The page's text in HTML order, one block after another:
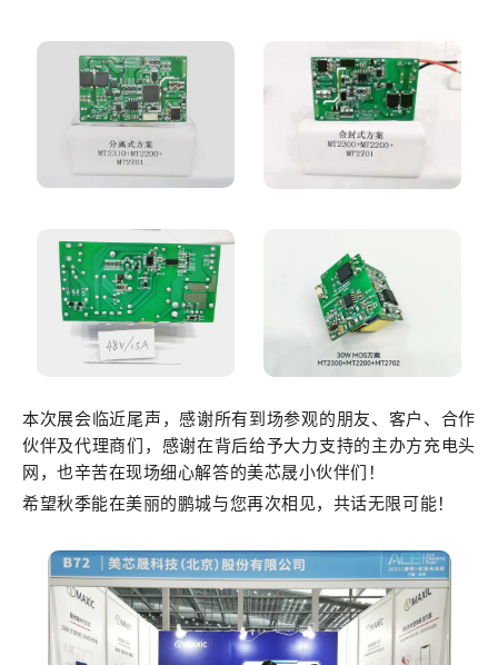
本次展会临近尾声，感谢所有到场参观的朋友、客户、合作
伙伴及代理商们，感谢在背后给予大力支持的主办方充电头
网，也辛苦在现场细心解答的美芯晟小伙伴们！
希望秋季能在美丽的鹏城与您再次相见，共话无限可能！